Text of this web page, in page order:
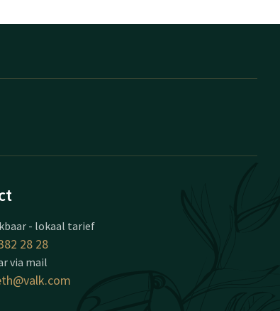
- lokaal tarief
28 28
via mail